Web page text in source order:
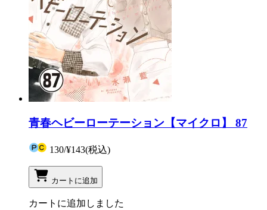
青春ヘビーローテーション【マイクロ】 87
130/¥143(税込)
カートに追加
カートに追加しました